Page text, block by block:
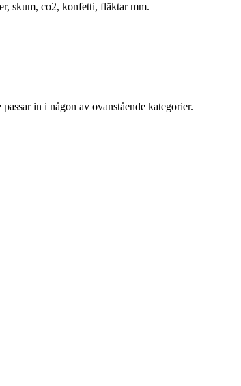
skum, co2, konfetti, fläktar mm.
in i någon av ovanstående kategorier.